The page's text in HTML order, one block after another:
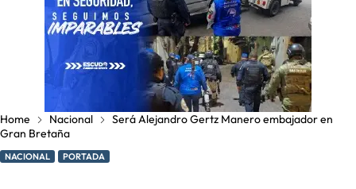
Home Nacional
Será Alejandro Gertz Manero embajador en
Gran Bretaña
NACIONAL PORTADA